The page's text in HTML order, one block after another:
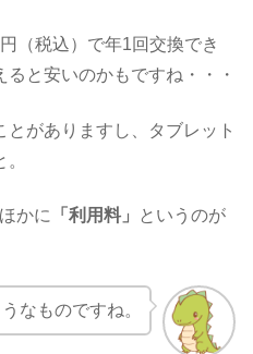
（税込）で年1回交換でき
と安いのかもですね・・・
がありますし、タブレット
かに 「利用料」
というのが
なものですね。